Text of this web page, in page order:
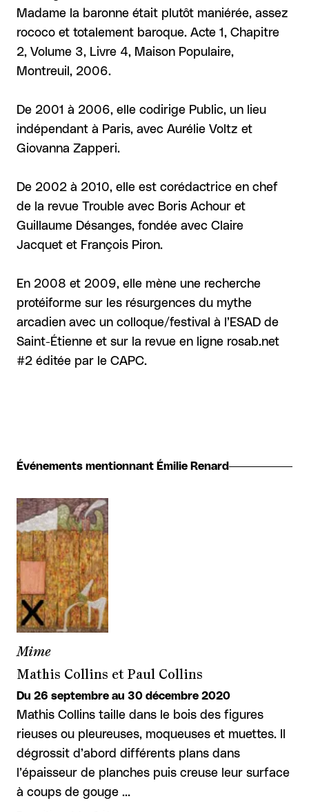
Madame la baronne était plutôt maniérée, assez
rococo et totalement baroque. Acte 1, Chapitre
2, Volume 3, Livre 4, Maison Populaire,
Montreuil, 2006.
De 2001 à 2006, elle codirige Public, un lieu
indépendant à Paris, avec Aurélie Voltz et
Giovanna Zapperi.
De 2002 à 2010, elle est corédactrice en chef
de la revue Trouble avec Boris Achour et
Guillaume Désanges, fondée avec Claire
Jacquet et François Piron.
En 2008 et 2009, elle mène une recherche
protéiforme sur les résurgences du mythe
arcadien avec un colloque/festival à l’ESAD de
Saint-Étienne et sur la revue en ligne rosab.net
#2 éditée par le CAPC.
Événements mentionnant Émilie Renard
Mime
Mathis Collins et Paul Collins
Du 26 septembre au 30 décembre 2020
Mathis Collins taille dans le bois des figures
rieuses ou pleureuses, moqueuses et muettes. Il
dégrossit d’abord différents plans dans
l’épaisseur de planches puis creuse leur surface
à coups de gouge …